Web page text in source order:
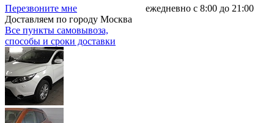
Перезвоните мне
ежедневно с 8:00 до 21:00
Доставляем по городу Москва
Все пункты самовывоза,
способы и сроки доставки